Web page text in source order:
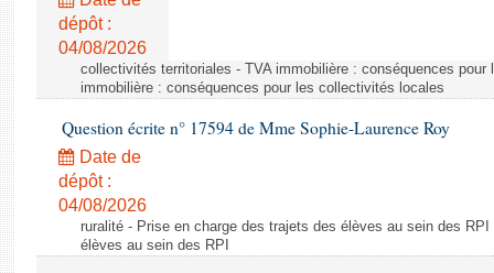
dépôt :
04/08/2026
collectivités territoriales - TVA immobilière : conséquences
immobilière : conséquences pour les collectivités locales
Question écrite n° 17594 de Mme Sophie-Laurence Roy
Date de
dépôt :
04/08/2026
ruralité - Prise en charge des trajets des élèves au sein des
élèves au sein des RPI